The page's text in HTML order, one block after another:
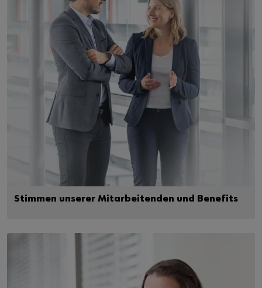
Stimmen unserer Mitarbeitenden und Benefits